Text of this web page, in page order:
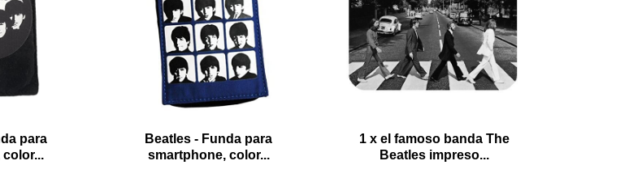
para
Beatles - Funda para
smartphone, color...
1 x el famoso banda The
Beatles impreso...